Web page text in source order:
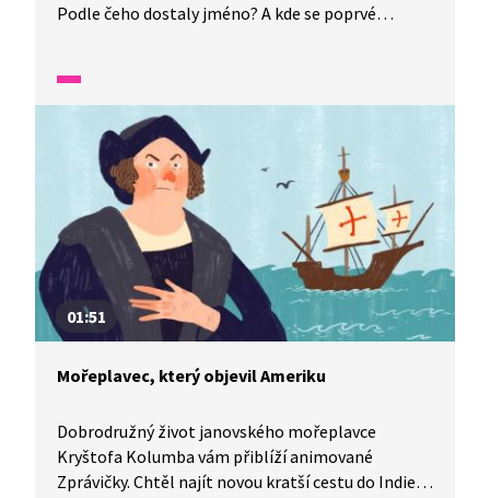
Podle čeho dostaly jméno? A kde se poprvé
01:51
Mořeplavec, který objevil Ameriku
Dobrodružný život janovského mořeplavce
Kryštofa Kolumba vám přiblíží animované
Zprávičky. Chtěl najít novou kratší cestu do Indie,